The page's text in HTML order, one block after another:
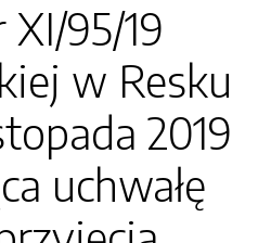
XI/95/19
w Resku
2019
uchwałę